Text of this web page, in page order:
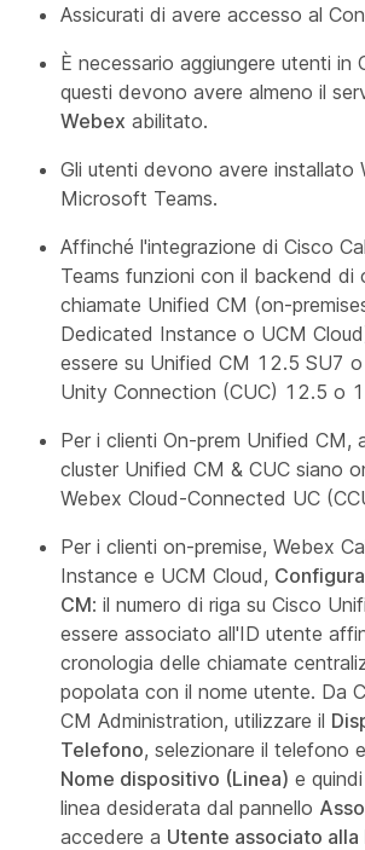
Assicurati di avere accesso al
È necessario aggiungere utenti in
questi devono avere almeno il
Webex abilitato.
Gli utenti devono avere installato
Microsoft Teams.
Affinché l'integrazione di Cisco
Teams funzioni con il backend di
chiamate Unified CM (on-
Dedicated Instance o UCM
essere su Unified CM 12.5 SU7
Unity Connection (CUC) 12.5 o
Per i clienti On-prem Unified CM,
cluster Unified CM & CUC siano
Webex Cloud-Connected UC
Per i clienti on-premise, Webex
Instance e UCM Cloud,
CM: il numero di riga su Cisco
essere associato all'ID utente
cronologia delle chiamate
popolata con il nome utente. Da
CM Administration, utilizzare il
Telefono, selezionare il telefono
Nome dispositivo (Linea) e
linea desiderata dal pannello
accedere a Utente associato alla